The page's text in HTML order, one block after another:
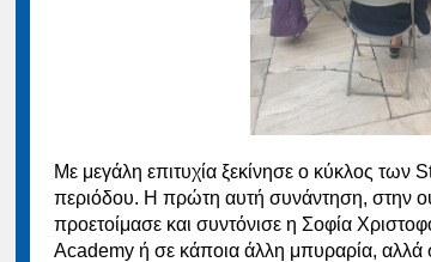
Με μεγάλη επιτυχία ξεκίνησε ο κύκλος των
περιόδου. Η πρώτη αυτή συνάντηση, στην
προετοίμασε και συντόνισε η Σοφία
Academy ή σε κάποια άλλη μπυραρία, αλλά